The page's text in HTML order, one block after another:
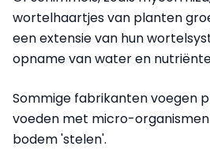
wortelhaartjes van planten
een extensie van hun
opname van water en
Sommige fabrikanten voegen
voeden met micro-
bodem 'stelen'.